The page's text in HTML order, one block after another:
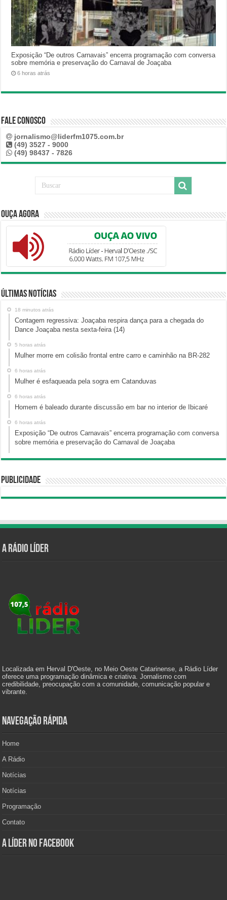
Exposição “De outros Carnavais” encerra programação com conversa
sobre memória e preservação do Carnaval de Joaçaba
6 horas atrás
Fale Conosco
jornalismo@liderfm1075.com.br
(49) 3527 - 9000
(49) 98437 - 7826
Ouça Agora
Últimas Notícias
18 minutos atrás
Contagem regressiva: Joaçaba respira dança para a chegada do
Dance Joaçaba nesta sexta-feira (14)
5 horas atrás
Mulher morre em colisão frontal entre carro e caminhão na BR-282
6 horas atrás
Mulher é esfaqueada pela sogra em Catanduvas
6 horas atrás
Homem é baleado durante discussão em bar no interior de Ibicaré
6 horas atrás
Exposição “De outros Carnavais” encerra programação com conversa
sobre memória e preservação do Carnaval de Joaçaba
Publicidade
A Rádio Líder
Localizada em Herval D'Oeste, no Meio Oeste Catarinense, a Rádio Líder
oferece uma programação dinâmica e criativa. Jornalismo com
credibilidade, preocupação com a comunidade, comunicação popular e
vibrante.
Navegação Rápida
Home
A Rádio
Notícias
Notícias
Programação
Contato
A Líder no Facebook